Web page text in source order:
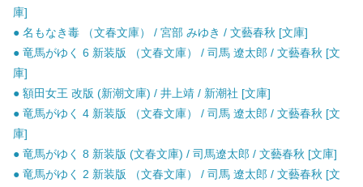
庫]
● 名もなき毒 （文春文庫） / 宮部 みゆき / 文藝春秋 [文庫]
● 竜馬がゆく 6 新装版 （文春文庫） / 司馬 遼太郎 / 文藝春秋 [文
庫]
● 額田女王 改版 (新潮文庫) / 井上靖 / 新潮社 [文庫]
● 竜馬がゆく 4 新装版 （文春文庫） / 司馬 遼太郎 / 文藝春秋 [文
庫]
● 竜馬がゆく 8 新装版 (文春文庫) / 司馬遼太郎 / 文藝春秋 [文庫]
● 竜馬がゆく 2 新装版 （文春文庫） / 司馬 遼太郎 / 文藝春秋 [文